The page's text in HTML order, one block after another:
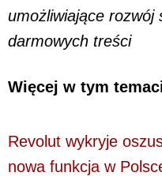
umożliwiające rozwój
darmowych treści
Więcej w tym
Revolut wykryje
nowa funkcja w